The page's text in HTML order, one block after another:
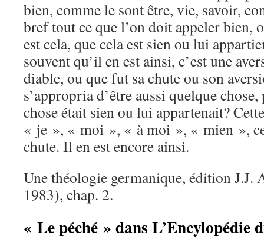
bien, comme le sont être, vie, savoir,
bref tout ce que l’on doit appeler bien,
est cela, que cela est sien ou lui
souvent qu’il en est ainsi, c’est une
diable, ou que fut sa chute ou son
s’appropria d’être aussi quelque
chose était sien ou lui appartenait?
« je », « moi », « à moi », « mien »,
chute. Il en est encore ainsi.
Une théologie germanique, édition J.J.
1983), chap. 2.
« Le péché » dans L’Encylopédie